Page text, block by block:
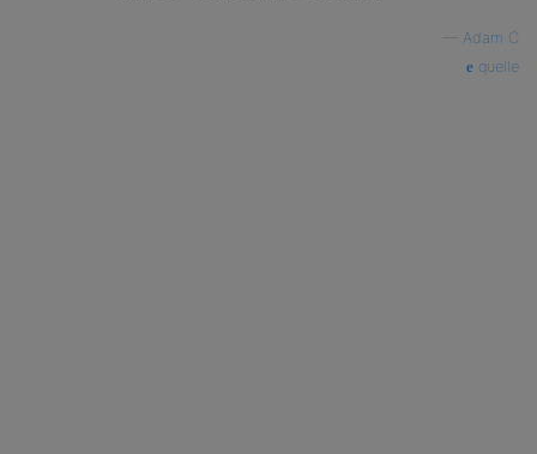
Adam C
quelle